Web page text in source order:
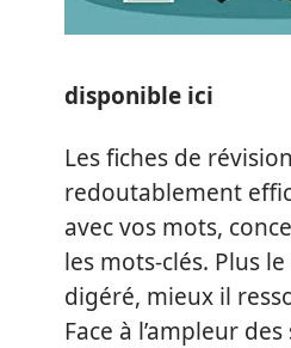
disponible ici
Les fiches de
redoutablement
avec vos mots,
les mots-clés. Plus
digéré, mieux il
Face à l’ampleur